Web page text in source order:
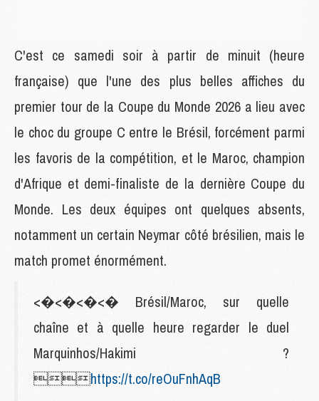
C'est ce samedi soir à partir de minuit (heure
française) que l'une des plus belles affiches du
premier tour de la Coupe du Monde 2026 a lieu avec
le choc du groupe C entre le Brésil, forcément parmi
les favoris de la compétition, et le Maroc, champion
d'Afrique et demi-finaliste de la dernière Coupe du
Monde. Les deux équipes ont quelques absents,
notamment un certain Neymar côté brésilien, mais le
match promet énormément.
<�<�<�<� Brésil/Maroc, sur quelle
chaîne et à quelle heure regarder le duel
Marquinhos/Hakimi ?
https://t.co/reOuFnhAqB